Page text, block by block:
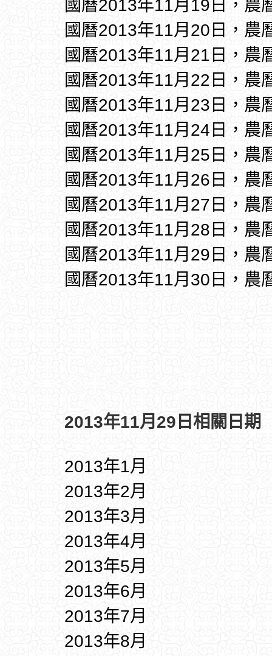
國曆2013年11月19日，農
國曆2013年11月20日，農
國曆2013年11月21日，農
國曆2013年11月22日，農
國曆2013年11月23日，農
國曆2013年11月24日，農
國曆2013年11月25日，農
國曆2013年11月26日，農
國曆2013年11月27日，農
國曆2013年11月28日，農
國曆2013年11月29日，農
國曆2013年11月30日，農
2013年11月29日相關日期
2013年1月
2013年2月
2013年3月
2013年4月
2013年5月
2013年6月
2013年7月
2013年8月